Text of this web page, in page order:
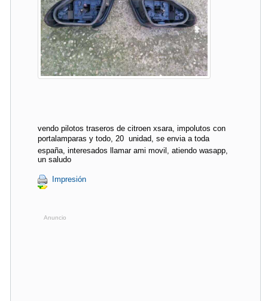
vendo pilotos traseros de citroen xsara, impolutos con
portalamparas y todo, 20  unidad, se envia a toda
españa, interesados llamar ami movil, atiendo wasapp,
un saludo
Impresión
Anuncio